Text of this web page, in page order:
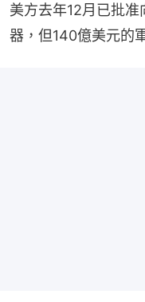
美方去年12月已批准
器，但140億美元的